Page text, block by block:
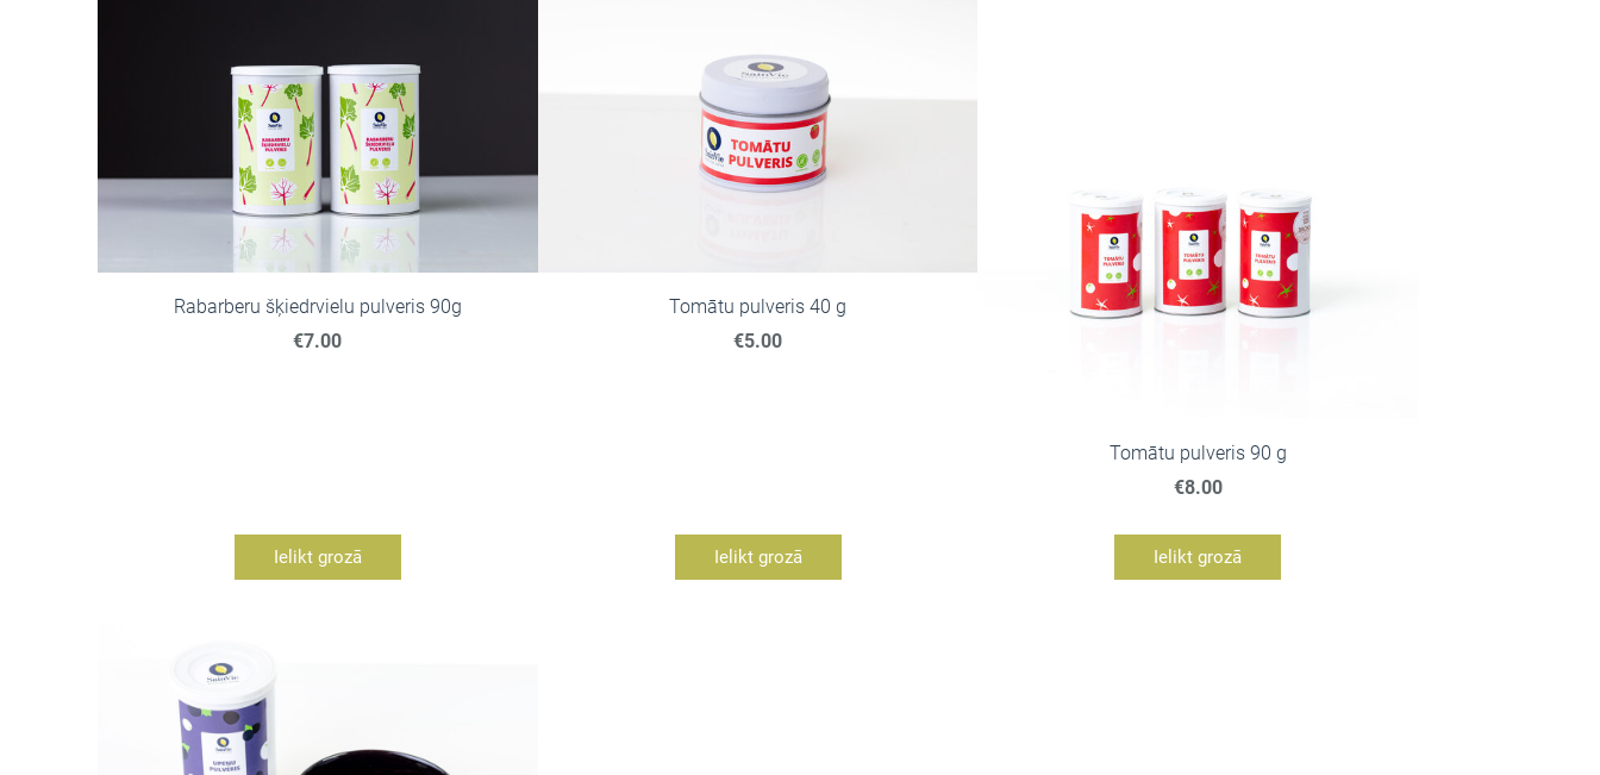
Rabarberu šķiedrvielu pulveris 90g
€7.00
Ielikt grozā
Tomātu pulveris 40 g
€5.00
Ielikt grozā
Tomātu pulveris 90 g
€8.00
Ielikt grozā